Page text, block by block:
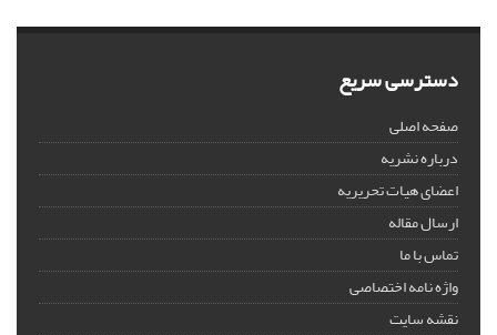
دسترسی سریع
صفحه اصلی
درباره نشریه
اعضای هیات تحریریه
ارسال مقاله
تماس با ما
واژه نامه اختصاصی
نقشه سایت